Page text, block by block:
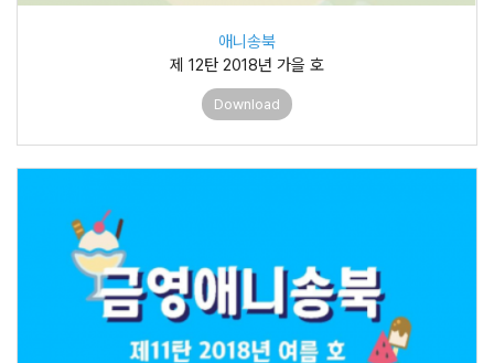
애니송북
제 12탄 2018년 가을 호
Download